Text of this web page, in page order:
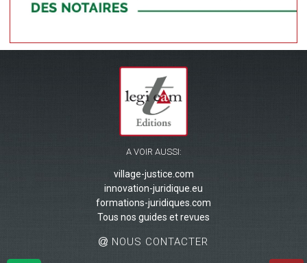
A VOIR AUSSI:
village-justice.com
innovation-juridique.eu
formations-juridiques.com
Tous nos guides et revues
NOUS CONTACTER